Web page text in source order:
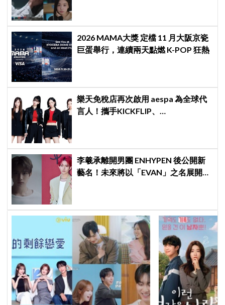
2026 MAMA大獎 定檔 11 月大阪京瓷
巨蛋舉行，連續兩天點燃 K-POP 狂熱
樂天免稅店再次啟用 aespa 為全球代
言人！攜手KICKFLIP、
李羲承離開男團 ENHYPEN 後公開新
藝名！未來將以「EVAN」之名展開